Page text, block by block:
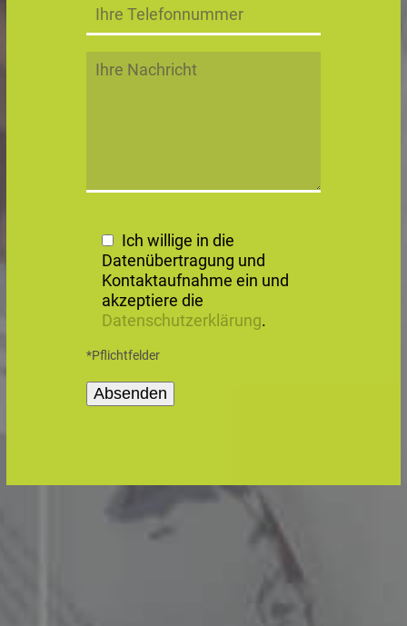
Ich willige in die
Datenübertragung und
Kontaktaufnahme ein und
akzeptiere die
Datenschutzerklärung.
*Pflichtfelder